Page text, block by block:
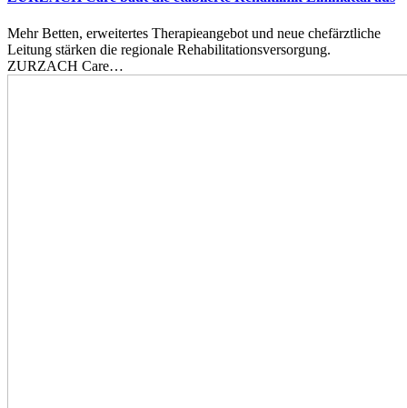
Mehr Betten, erweitertes Therapieangebot und neue chefärztliche
Leitung stärken die regionale Rehabilitationsversorgung.
ZURZACH Care…